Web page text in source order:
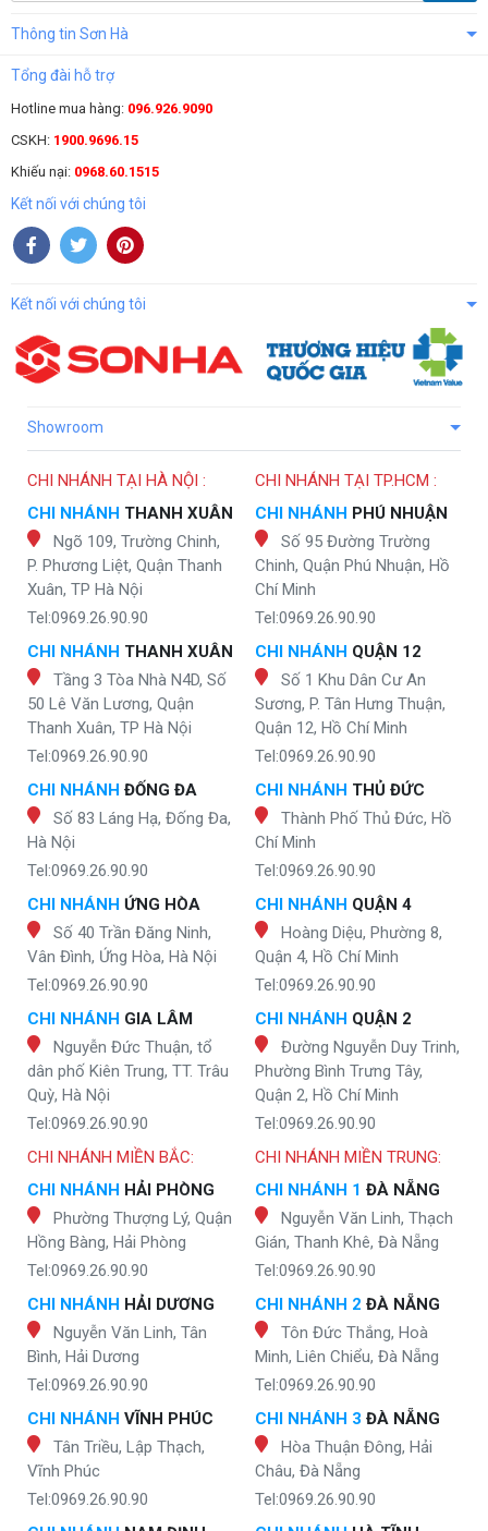
Thông tin Sơn Hà
Tổng đài hỗ trợ
Hotline mua hàng: 096.926.9090
CSKH: 1900.9696.15
Khiếu nại: 0968.60.1515
Kết nối với chúng tôi
Kết nối với chúng tôi
Showroom
CHI NHÁNH TẠI HÀ NỘI :
CHI NHÁNH THANH XUÂN
Ngõ 109, Trường Chinh,
P. Phương Liệt, Quận Thanh
Xuân, TP Hà Nội
Tel:0969.26.90.90
CHI NHÁNH THANH XUÂN
Tầng 3 Tòa Nhà N4D, Số
50 Lê Văn Lương, Quận
Thanh Xuân, TP Hà Nội
Tel:0969.26.90.90
CHI NHÁNH ĐỐNG ĐA
Số 83 Láng Hạ, Đống Đa,
Hà Nội
Tel:0969.26.90.90
CHI NHÁNH ỨNG HÒA
Số 40 Trần Đăng Ninh,
Vân Đình, Ứng Hòa, Hà Nội
Tel:0969.26.90.90
CHI NHÁNH GIA LÂM
Nguyễn Đức Thuận, tổ
dân phố Kiên Trung, TT. Trâu
Quỳ, Hà Nội
Tel:0969.26.90.90
CHI NHÁNH TẠI TP.HCM :
CHI NHÁNH PHÚ NHUẬN
Số 95 Đường Trường
Chinh, Quận Phú Nhuận, Hồ
Chí Minh
Tel:0969.26.90.90
CHI NHÁNH QUẬN 12
Số 1 Khu Dân Cư An
Sương, P. Tân Hưng Thuận,
Quận 12, Hồ Chí Minh
Tel:0969.26.90.90
CHI NHÁNH THỦ ĐỨC
Thành Phố Thủ Đức, Hồ
Chí Minh
Tel:0969.26.90.90
CHI NHÁNH QUẬN 4
Hoàng Diệu, Phường 8,
Quận 4, Hồ Chí Minh
Tel:0969.26.90.90
CHI NHÁNH QUẬN 2
Đường Nguyễn Duy Trinh,
Phường Bình Trưng Tây,
Quận 2, Hồ Chí Minh
Tel:0969.26.90.90
CHI NHÁNH MIỀN BẮC:
CHI NHÁNH HẢI PHÒNG
Phường Thượng Lý, Quận
Hồng Bàng, Hải Phòng
Tel:0969.26.90.90
CHI NHÁNH HẢI DƯƠNG
Nguyễn Văn Linh, Tân
Bình, Hải Dương
Tel:0969.26.90.90
CHI NHÁNH VĨNH PHÚC
Tân Triều, Lập Thạch,
Vĩnh Phúc
Tel:0969.26.90.90
CHI NHÁNH MIỀN TRUNG:
CHI NHÁNH 1 ĐÀ NẴNG
Nguyễn Văn Linh, Thạch
Gián, Thanh Khê, Đà Nẵng
Tel:0969.26.90.90
CHI NHÁNH 2 ĐÀ NẴNG
Tôn Đức Thắng, Hoà
Minh, Liên Chiểu, Đà Nẵng
Tel:0969.26.90.90
CHI NHÁNH 3 ĐÀ NẴNG
Hòa Thuận Đông, Hải
Châu, Đà Nẵng
Tel:0969.26.90.90